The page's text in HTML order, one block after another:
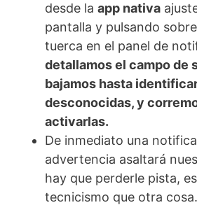
desde la app nativa
pantalla y pulsando
tuerca en el panel de
detallamos el campo de
bajamos hasta
desconocidas, y
activarlas.
De inmediato una
advertencia asaltará
hay que perderle pista,
tecnicismo que otra